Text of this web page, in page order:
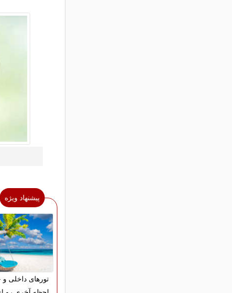
پیشنهاد ویژه
تورهای داخلی